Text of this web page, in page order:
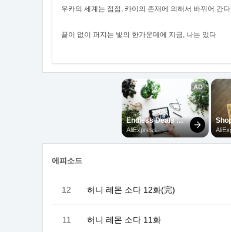
우카의 세계는 점점, 카이의 존재에 의해서 바뀌어 간다.
끝이 없이 퍼지는 빛의 한가운데에 지금, 나는 있다
에피소드
12 허니 레몬 소다 12화(完)
11 허니 레몬 소다 11화